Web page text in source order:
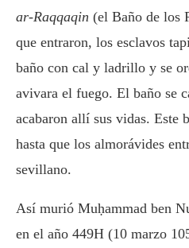
ar-Raqqaqin (el Baño de los
que entraron, los esclavos
baño con cal y ladrillo y se
avivara el fuego. El baño se
acabaron allí sus vidas. Este
hasta que los almorávides
sevillano.
Así murió Muḥammad ben
en el año 449H (10 marzo